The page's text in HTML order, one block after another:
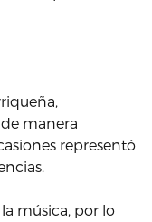
manera
representó
música, por lo